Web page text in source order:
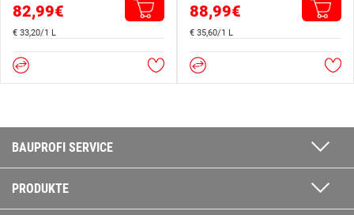
82,99€
€ 33,20/1 L
88,99€
€ 35,60/1 L
BAUPROFI SERVICE
PRODUKTE